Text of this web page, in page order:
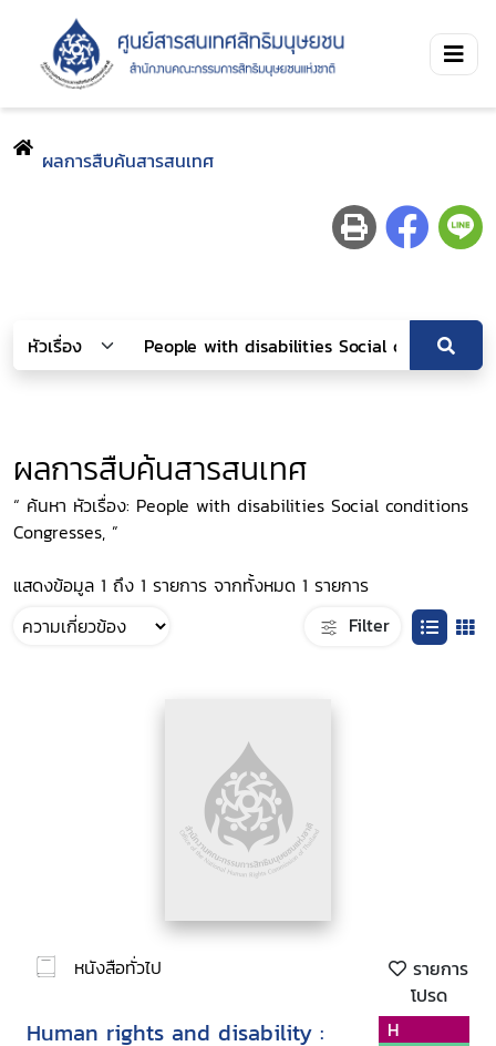
ผลการสืบค้นสารสนเทศ
ผลการสืบค้นสารสนเทศ
“ ค้นหา หัวเรื่อง: People with disabilities Social conditions
Congresses, ”
แสดงข้อมูล 1 ถึง 1 รายการ จากทั้งหมด 1 รายการ
Filter
หนังสือทั่วไป
รายการ
โปรด
Human rights and disability :
H